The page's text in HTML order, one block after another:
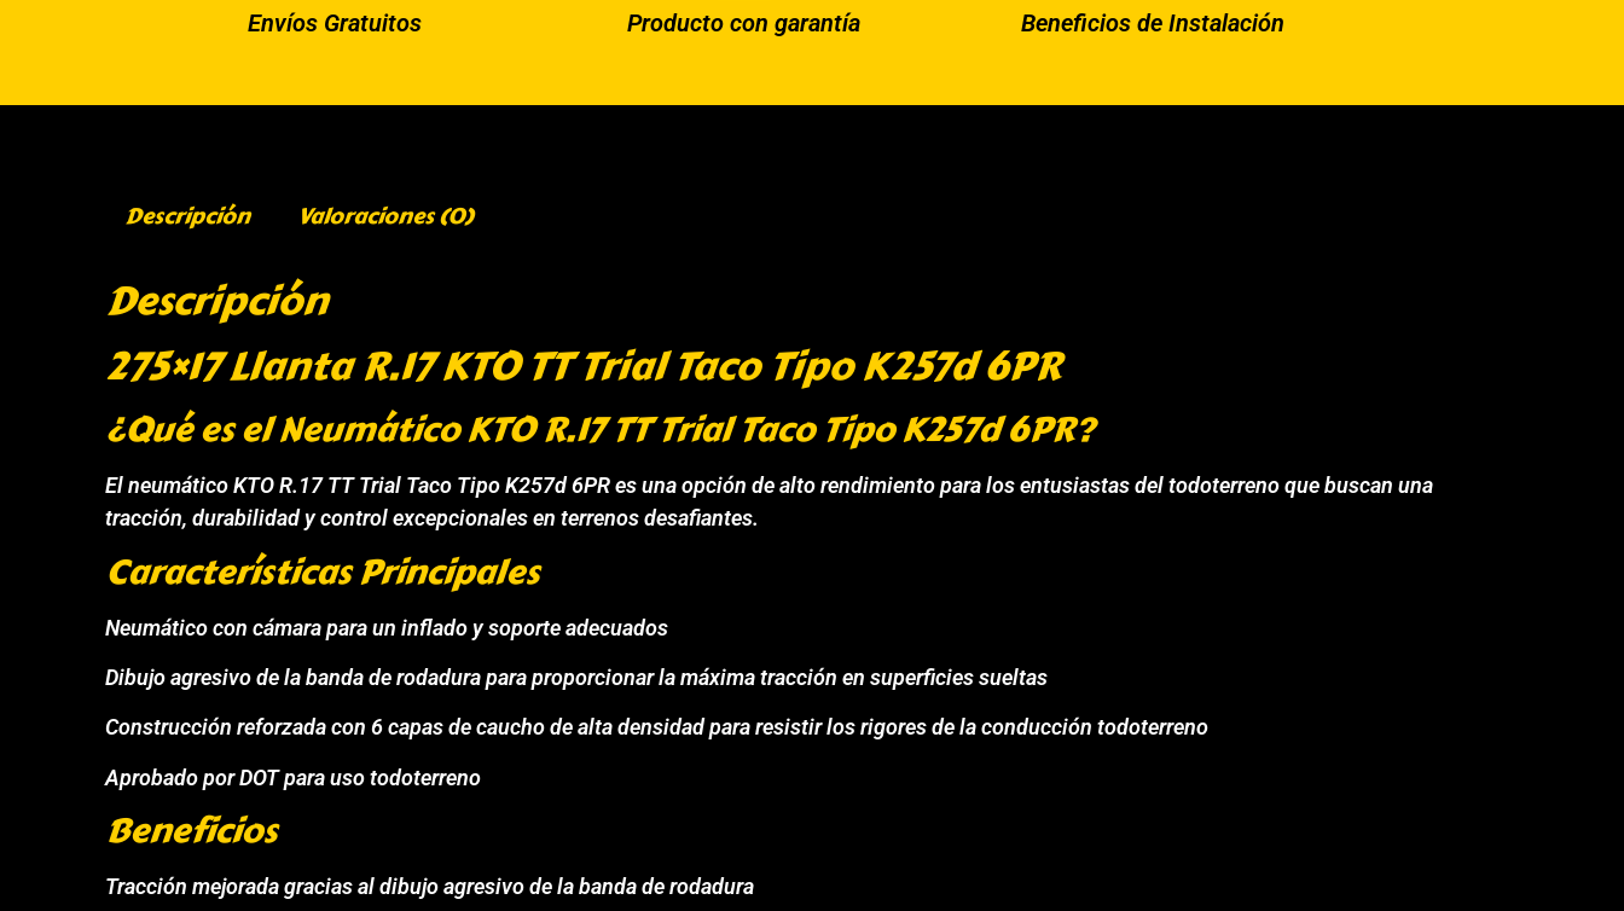
Envíos Gratuitos Producto con garantía Beneficios de Instalación
Descripción Valoraciones (0)
Descripción
275×17 Llanta R.17 KTO TT Trial Taco Tipo K257d 6PR
¿Qué es el Neumático KTO R.17 TT Trial Taco Tipo K257d 6PR?
El neumático KTO R.17 TT Trial Taco Tipo K257d 6PR es una opción de alto rendimiento para los entusiastas del todoterreno que buscan una
tracción, durabilidad y control excepcionales en terrenos desafiantes.
Características Principales
Neumático con cámara para un inflado y soporte adecuados
Dibujo agresivo de la banda de rodadura para proporcionar la máxima tracción en superficies sueltas
Construcción reforzada con 6 capas de caucho de alta densidad para resistir los rigores de la conducción todoterreno
Aprobado por DOT para uso todoterreno
Beneficios
Tracción mejorada gracias al dibujo agresivo de la banda de rodadura